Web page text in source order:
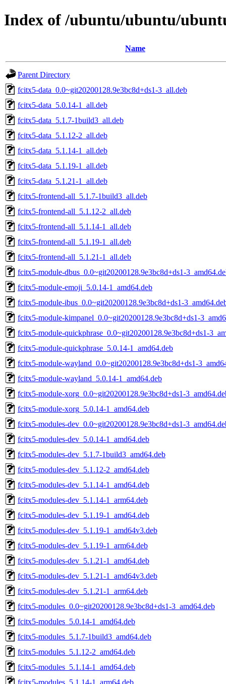
Index of /ubuntu/ubuntu/
Name
Parent Directory
fcitx5-data_0.0~git20200128.9e3bc8d+ds1-3_all.deb
fcitx5-data_5.0.14-1_all.deb
fcitx5-data_5.1.7-1build3_all.deb
fcitx5-data_5.1.12-2_all.deb
fcitx5-data_5.1.14-1_all.deb
fcitx5-data_5.1.19-1_all.deb
fcitx5-data_5.1.21-1_all.deb
fcitx5-frontend-all_5.1.7-1build3_all.deb
fcitx5-frontend-all_5.1.12-2_all.deb
fcitx5-frontend-all_5.1.14-1_all.deb
fcitx5-frontend-all_5.1.19-1_all.deb
fcitx5-frontend-all_5.1.21-1_all.deb
fcitx5-module-dbus_0.0~git20200128.9e3bc8d+ds1-
fcitx5-module-emoji_5.0.14-1_amd64.deb
fcitx5-module-ibus_0.0~git20200128.9e3bc8d+ds1-
fcitx5-module-kimpanel_0.0~git20200128.9e3bc8d+ds1-
fcitx5-module-quickphrase_0.0~git20200128.9e3bc8d+ds1-
fcitx5-module-quickphrase_5.0.14-1_amd64.deb
fcitx5-module-wayland_0.0~git20200128.9e3bc8d+ds1-
fcitx5-module-wayland_5.0.14-1_amd64.deb
fcitx5-module-xorg_0.0~git20200128.9e3bc8d+ds1-
fcitx5-module-xorg_5.0.14-1_amd64.deb
fcitx5-modules-dev_0.0~git20200128.9e3bc8d+ds1-
fcitx5-modules-dev_5.0.14-1_amd64.deb
fcitx5-modules-dev_5.1.7-1build3_amd64.deb
fcitx5-modules-dev_5.1.12-2_amd64.deb
fcitx5-modules-dev_5.1.14-1_amd64.deb
fcitx5-modules-dev_5.1.14-1_arm64.deb
fcitx5-modules-dev_5.1.19-1_amd64.deb
fcitx5-modules-dev_5.1.19-1_amd64v3.deb
fcitx5-modules-dev_5.1.19-1_arm64.deb
fcitx5-modules-dev_5.1.21-1_amd64.deb
fcitx5-modules-dev_5.1.21-1_amd64v3.deb
fcitx5-modules-dev_5.1.21-1_arm64.deb
fcitx5-modules_0.0~git20200128.9e3bc8d+ds1-3_amd64.deb
fcitx5-modules_5.0.14-1_amd64.deb
fcitx5-modules_5.1.7-1build3_amd64.deb
fcitx5-modules_5.1.12-2_amd64.deb
fcitx5-modules_5.1.14-1_amd64.deb
fcitx5-modules_5.1.14-1_arm64.deb